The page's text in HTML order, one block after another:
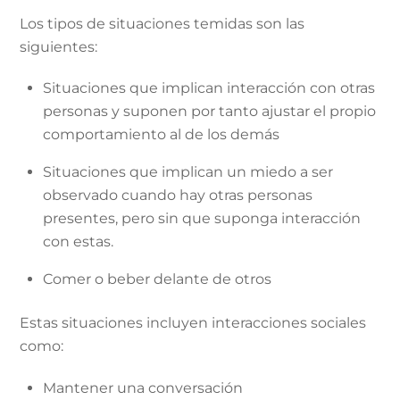
Los tipos de situaciones temidas son las
siguientes:
Situaciones que implican interacción con otras
personas y suponen por tanto ajustar el propio
comportamiento al de los demás
Situaciones que implican un miedo a ser
observado cuando hay otras personas
presentes, pero sin que suponga interacción
con estas.
Comer o beber delante de otros
Estas situaciones incluyen interacciones sociales
como:
Mantener una conversación